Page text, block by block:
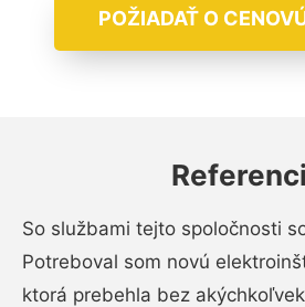
POŽIADAŤ O
So službami tejto spoločnosti
Potreboval som novú
ktorá prebehla bez